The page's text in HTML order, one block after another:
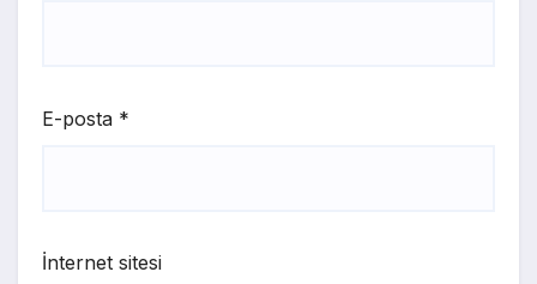
E-posta *
İnternet sitesi